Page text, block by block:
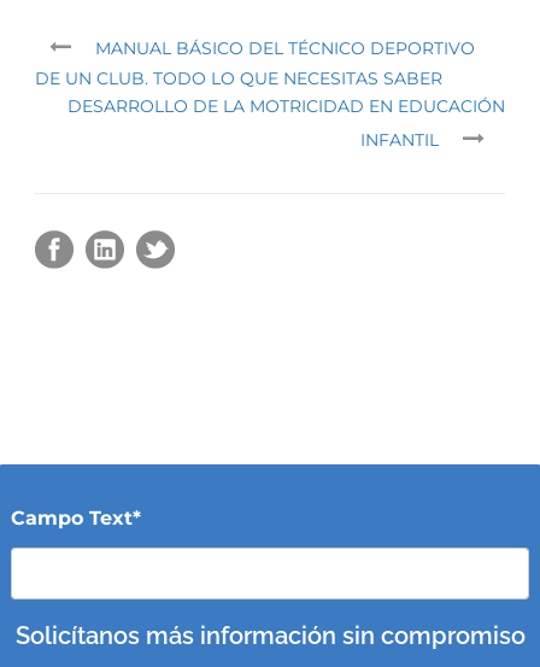
MANUAL BÁSICO DEL TÉCNICO DEPORTIVO
DE UN CLUB. TODO LO QUE NECESITAS SABER
DESARROLLO DE LA MOTRICIDAD EN EDUCACIÓN
INFANTIL
Campo Text*
Solicítanos más información sin compromiso